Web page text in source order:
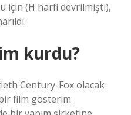
için (H harfi devrilmişti),
kurdu?
Century-Fox olacak
film gösterim